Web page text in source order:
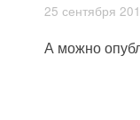
25 сентября
А можно